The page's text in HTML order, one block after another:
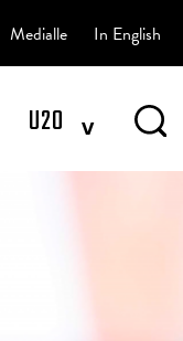
U20 ^
Medialle In English